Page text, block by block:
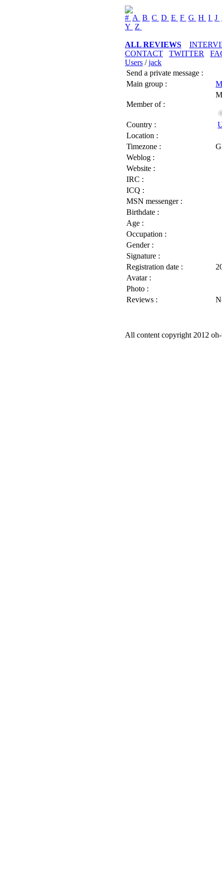
# A B C D E F G H I J
Y Z
ALL REVIEWS
CONTACT
TWITTER
Users /jack
Send a private message :
Main group :
Member of :
Country :
Location :
Timezone :
Weblog :
Website :
IRC :
ICQ :
MSN messenger :
Birthdate :
Age :
Occupation :
Gender :
Signature :
Registration date :
Avatar :
Photo :
Reviews :
All content copyright 2012